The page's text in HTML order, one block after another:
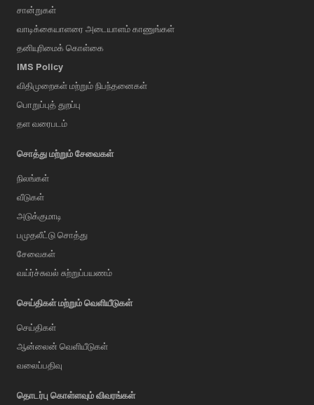
சான்றுகள்
வாடிக்கையாளரை அடையாளம் காணுங்கள்
தனியுரிமைக் கொள்கை
IMS Policy
விதிமுறைகள் மற்றும் நிபந்தனைகள்
பொறுப்புத் துறப்பு
தள வரைபடம்
சொத்து மற்றும் சேவைகள்
நிலங்கள்
வீடுகள்
அடுக்குமாடி
பமுதலீட்டு சொத்து
சேவைகள்
வய்ர்ச்சுவல் சுற்றுப்பயணம்
செய்திகள் மற்றும் வெளியீடுகள்
செய்திகள்
ஆன்லைன் வெளியீடுகள்
வலைப்பதிவு
தொடர்பு கொள்ளவும் விவரங்கள்